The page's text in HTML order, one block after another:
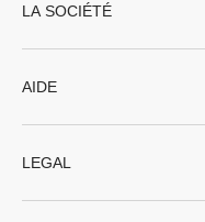
LA SOCIÉTÉ
AIDE
LEGAL